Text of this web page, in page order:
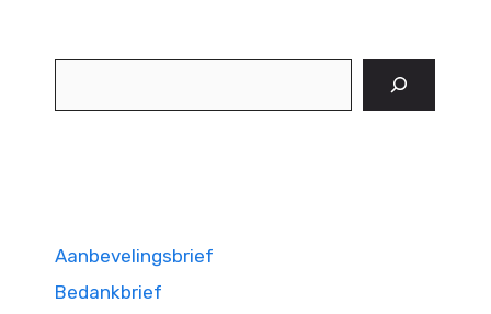
Aanbevelingsbrief
Bedankbrief